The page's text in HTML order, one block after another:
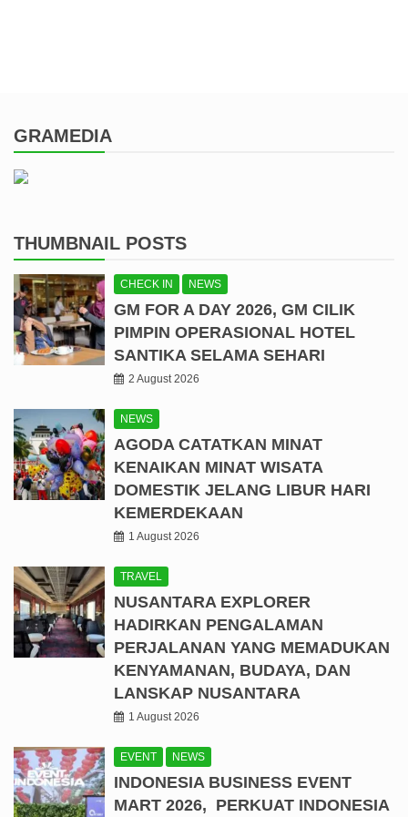
GRAMEDIA
THUMBNAIL POSTS
CHECK IN NEWS
GM FOR A DAY 2026, GM CILIK
PIMPIN OPERASIONAL HOTEL
SANTIKA SELAMA SEHARI
2 August 2026
NEWS
AGODA CATATKAN MINAT
KENAIKAN MINAT WISATA
DOMESTIK JELANG LIBUR HARI
KEMERDEKAAN
1 August 2026
TRAVEL
NUSANTARA EXPLORER
HADIRKAN PENGALAMAN
PERJALANAN YANG MEMADUKAN
KENYAMANAN, BUDAYA, DAN
LANSKAP NUSANTARA
1 August 2026
EVENT NEWS
INDONESIA BUSINESS EVENT
MART 2026, PERKUAT INDONESIA